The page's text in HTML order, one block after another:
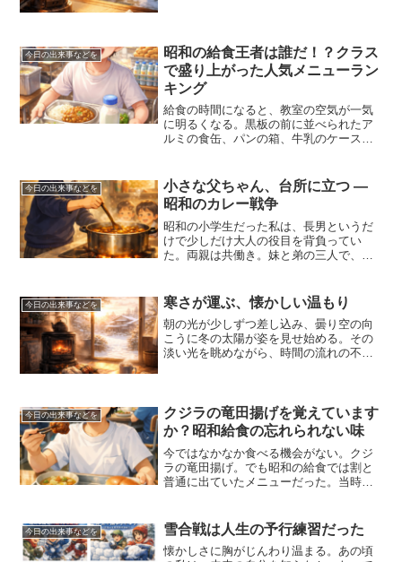
トーブの周りに自然と人が集...
今日の出来事などを
昭和の給食王者は誰だ！？クラス
で盛り上がった人気メニューラン
キング
給食の時間になると、教室の空気が一気
に明るくなる。黒板の前に並べられたア
ルミの食缶、パンの箱、牛乳のケース。
んな期待を、みんなが心のどこかで持っ
ていた。昭和の小学生にと...
今日の出来事などを
小さな父ちゃん、台所に立つ ―
昭和のカレー戦争
昭和の小学生だった私は、長男というだ
けで少しだけ大人の役目を背負ってい
た。両親は共働き。妹と弟の三人で、家
う年頃の私に、家事という言葉は重すぎ
たかもしれない。それでも、...
今日の出来事などを 寒さが運ぶ、懐かしい温もり
朝の光が少しずつ差し込み、曇り空の向
こうに冬の太陽が姿を見せ始める。その
淡い光を眺めながら、時間の流れの不思
温まる、その繰り返しだっ...
今日の出来事などを
クジラの竜田揚げを覚えています
か？昭和給食の忘れられない味
今ではなかなか食べる機会がない。クジ
ラの竜田揚げ。でも昭和の給食では割と
普通に出ていたメニューだった。当時は
豊富。だから給食でも使われていたのだ
ろう。今考えると時代の違...
今日の出来事などを 雪合戦は人生の予行練習だった
懐かしさに胸がじんわり温まる。あの頃